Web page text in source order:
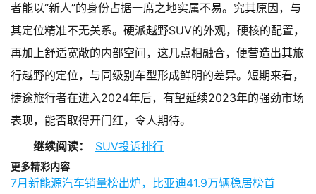
者能以“新人”的身份占据一席之地实属不易。究其原因，与
其定位精准不无关系。硬派越野SUV的外观，硬核的配置，
再加上舒适宽敞的内部空间，这几点相融合，便营造出其旅
行越野的定位，与同级别车型形成鲜明的差异。短期来看，
捷途旅行者在进入2024年后，有望延续2023年的强劲市场
表现，能否取得开门红，令人期待。
继续阅读：
SUV投诉排行
更多精彩内容
7月新能源汽车销量榜出炉，比亚迪41.9万辆稳居榜首